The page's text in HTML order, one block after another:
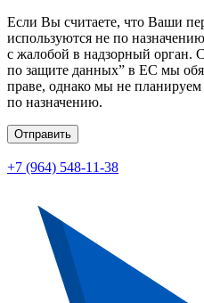
Если Вы считаете, что Ваши
используются не по
с жалобой в надзорный орган.
по защите данных” в ЕС мы
праве, однако мы не
по назначению.
Отправить
+7 (964) 548-11-38